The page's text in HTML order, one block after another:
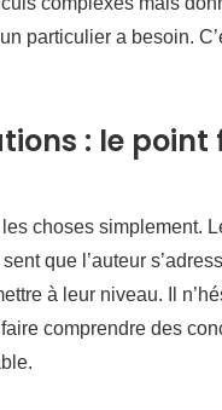
particulier a besoin.
: le point
choses simplement.
que l’auteur
à leur niveau. Il
comprendre des